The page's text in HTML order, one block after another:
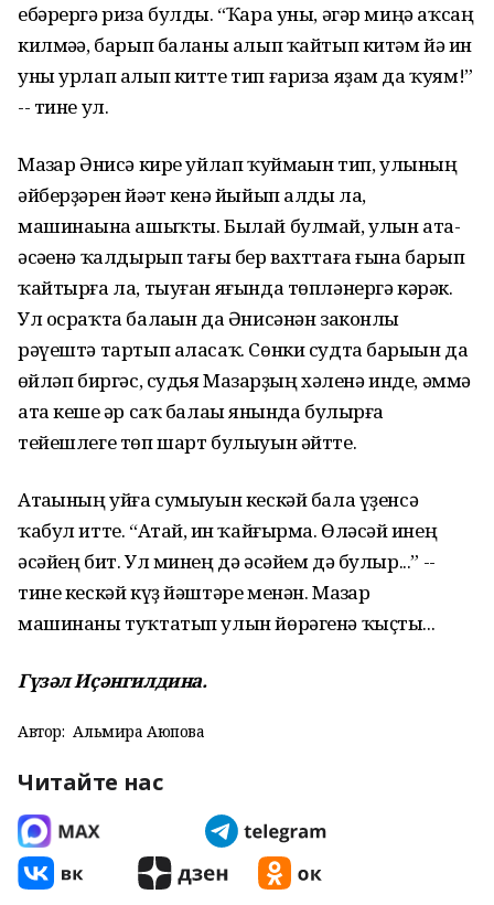
ебәрергә риза булды. “Ҡара уны, әгәр миңә аҡсаң
килмәһә, барып баланы алып ҡайтып китәм йә һин
уны урлап алып китте тип ғариза яҙам да ҡуям!”
-- тине ул.
Мазһар Әнисә кире уйлап ҡуймаһын тип, улының
әйберҙәрен йәһәт кенә йыйып алды ла,
машинаһына ашыҡты. Былай булмай, улын ата-
әсәһенә ҡалдырып тағы бер вахттаға ғына барып
ҡайтырға ла, тыуған яғында төпләнергә кәрәк.
Ул осраҡта балаһын да Әнисәнән законлы
рәүештә тартып аласаҡ. Сөнки судта барыһын да
һөйләп биргәс, судья Мазһарҙың хәленә инде, әммә
ата кеше һәр саҡ балаһы янында булырға
тейешлеге төп шарт булыуын әйтте.
Атаһының уйға сумыуын кескәй бала үҙенсә
ҡабул итте. “Атай, һин ҡайғырма. Өләсәй һинең
әсәйең бит. Ул минең дә әсәйем дә булыр...” --
тине кескәй күҙ йәштәре менән. Мазһар
машинаны туҡтатып улын йөрәгенә ҡыҫты...
Гүзәл Иҫәнгилдина.
Автор: Альмира Аюпова
Читайте нас